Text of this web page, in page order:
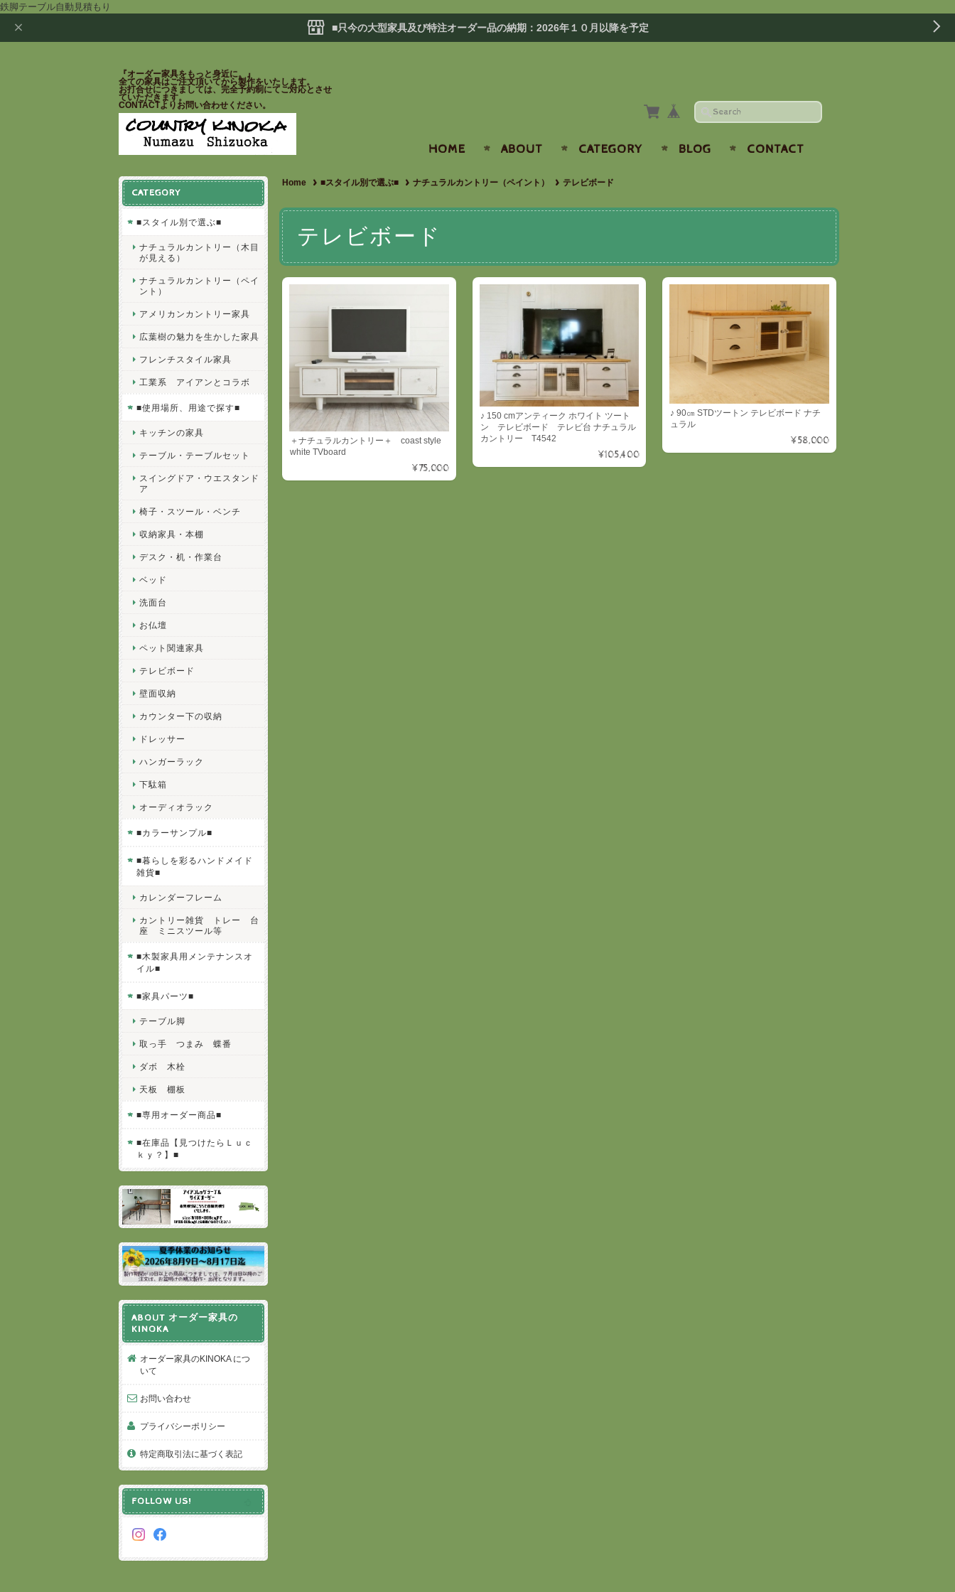
鉄脚テーブル自動見積もり
■只今の大型家具及び特注オーダー品の納期：2026年１０月以降を予定
『オーダー家具をもっと身近に。』
全ての家具はご注文頂いてから製作をいたします。
お打合せにつきましては、完全予約制にてご対応とさせ
ていただきます。
CONTACTよりお問い合わせください。
HOME ABOUT CATEGORY BLOG CONTACT
Home ■スタイル別で選ぶ■ ナチュラルカントリー（ペイント） テレビボード
テレビボード
＋ナチュラルカントリー＋ coast style
white TVboard
¥75,000
♪ 150 cmアンティーク ホワイト ツート
ン テレビボード テレビ台 ナチュラル
カントリー T4542
¥105,400
♪ 90㎝ STDツートン テレビボード ナチ
ュラル
¥58,000
CATEGORY
■スタイル別で選ぶ■
ナチュラルカントリー（木目
が見える）
ナチュラルカントリー（ペイ
ント）
アメリカンカントリー家具
広葉樹の魅力を生かした家具
フレンチスタイル家具
工業系 アイアンとコラボ
■使用場所、用途で探す■
キッチンの家具
テーブル・テーブルセット
スイングドア・ウエスタンド
ア
椅子・スツール・ベンチ
収納家具・本棚
デスク・机・作業台
ベッド
洗面台
お仏壇
ペット関連家具
テレビボード
壁面収納
カウンター下の収納
ドレッサー
ハンガーラック
下駄箱
オーディオラック
■カラーサンプル■
■暮らしを彩るハンドメイド
雑貨■
カレンダーフレーム
カントリー雑貨 トレー 台
座 ミニスツール等
■木製家具用メンテナンスオ
イル■
■家具パーツ■
テーブル脚
取っ手 つまみ 蝶番
ダボ 木栓
天板 棚板
■専用オーダー商品■
■在庫品【見つけたらＬｕｃ
ｋｙ？】■
ABOUT オーダー家具の
KINOKA
オーダー家具のKINOKA につ
いて
お問い合わせ
プライバシーポリシー
特定商取引法に基づく表記
FOLLOW US!